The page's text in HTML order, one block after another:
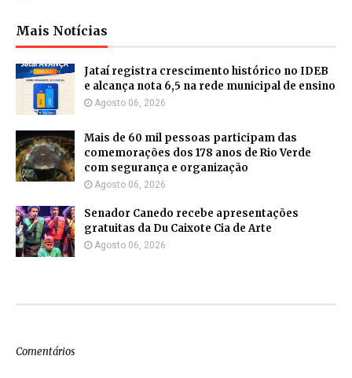
Mais Notícias
Jataí registra crescimento histórico no IDEB
e alcança nota 6,5 na rede municipal de ensino
Agosto 06, 2026
Mais de 60 mil pessoas participam das
comemorações dos 178 anos de Rio Verde
com segurança e organização
Agosto 06, 2026
Senador Canedo recebe apresentações
gratuitas da Du Caixote Cia de Arte
Agosto 06, 2026
Comentários